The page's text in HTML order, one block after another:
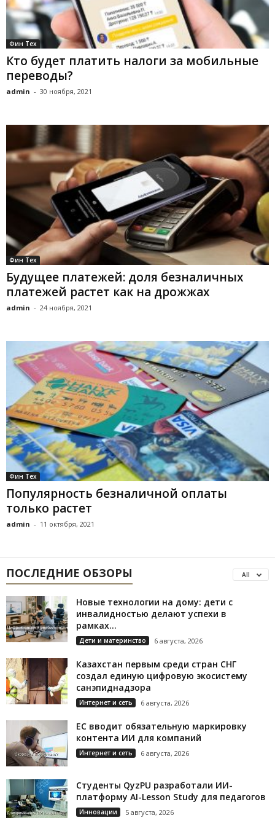
Фин Тех
Кто будет платить налоги за мобильные
переводы?
admin - 30 ноября, 2021
Фин Тех
Будущее платежей: доля безналичных
платежей растет как на дрожжах
admin - 24 ноября, 2021
Фин Тех
Популярность безналичной оплаты
только растет
admin - 11 октября, 2021
ПОСЛЕДНИЕ ОБЗОРЫ All
Новые технологии на дому: дети с
инвалидностью делают успехи в
рамках...
Дети и материнство 6 августа, 2026
Казахстан первым среди стран СНГ
создал единую цифровую экосистему
санэпиднадзора
Интернет и сеть 6 августа, 2026
ЕС вводит обязательную маркировку
контента ИИ для компаний
Интернет и сеть 6 августа, 2026
Студенты QyzPU разработали ИИ-
платформу AI-Lesson Study для педагогов
Инновации 5 августа, 2026